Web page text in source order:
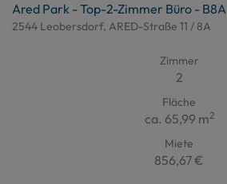
Ared Park - Top-2-Zimmer Büro - B8A
2544 Leobersdorf, ARED-Straße 11 / 8A
Zimmer
2
Fläche
ca. 65,99 m2
Miete
856,67 €